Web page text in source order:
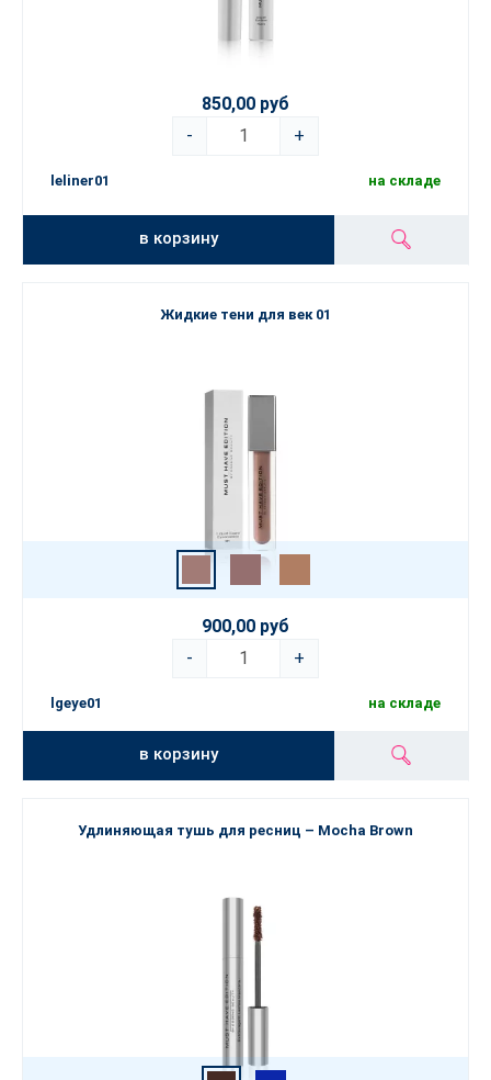
850,00 руб
-
+
leliner01 на складе
в корзину
Жидкие тени для век 01
900,00 руб
-
+
lgeye01 на складе
в корзину
Удлиняющая тушь для ресниц – Mocha Brown